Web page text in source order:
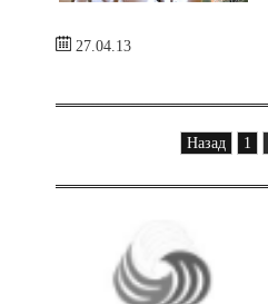
27.04.13
Назад 1